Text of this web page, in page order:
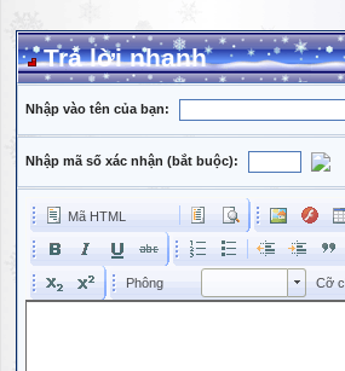
Trả lời nhanh
Nhập vào tên của bạn:
Nhập mã số xác nhận (bắt buộc):
Mã HTML
Phông Phông Cỡ